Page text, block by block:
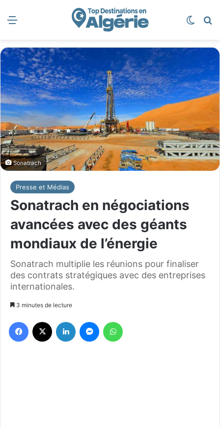
Sonatrach
Presse et Médias
Sonatrach en négociations
avancées avec des géants
mondiaux de l’énergie
Sonatrach multiplie les réunions pour finaliser
des contrats stratégiques avec des entreprises
internationales.
3 minutes de lecture